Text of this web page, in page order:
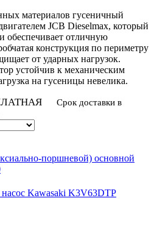
материалов гусеничный
JCB Dieselmax, который
обеспечивает отличную
конструкция по периметру
от ударных нагрузок.
устойчив к механическим
на гусеницы невелика.
Срок доставки в
Kawasaki K3V63DTP